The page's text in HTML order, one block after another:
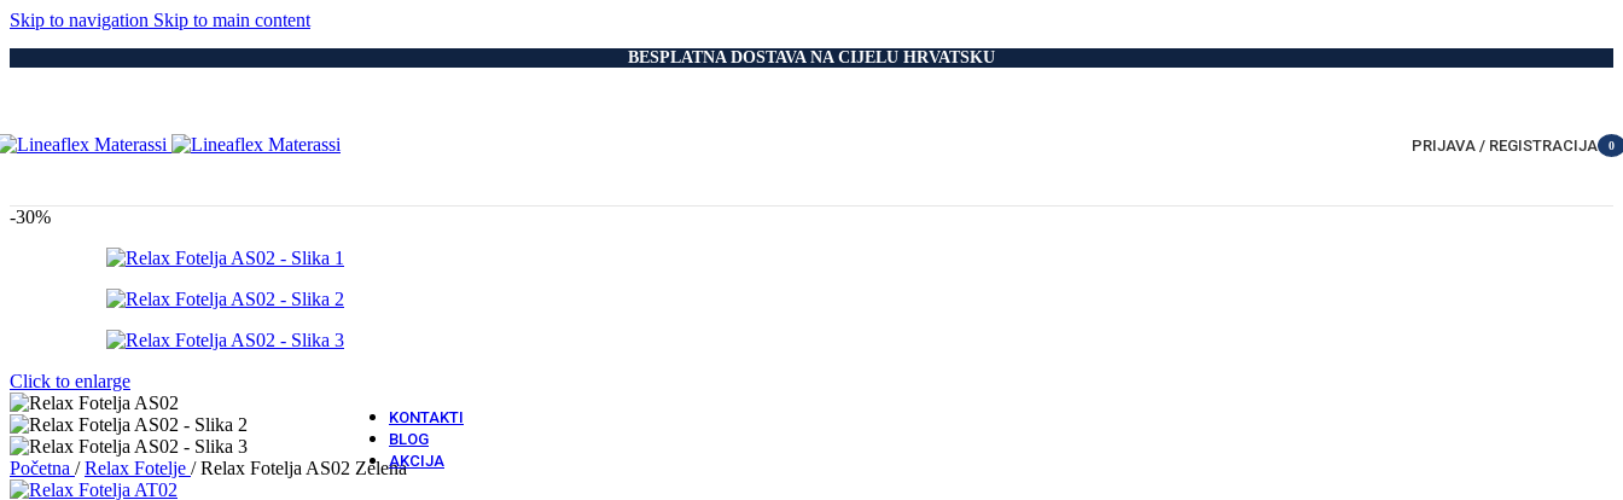
Skip to navigation Skip to main content
BESPLATNA DOSTAVA NA CIJELU HRVATSKU
Drvene Podnice
Metalni Okvir
KONTAKTI
BLOG
AKCIJA
PRIJAVA / REGISTRACIJA
0
-30%
Click to enlarge
Početna / Relax Fotelje / Relax Fotelja AS02 Zelena